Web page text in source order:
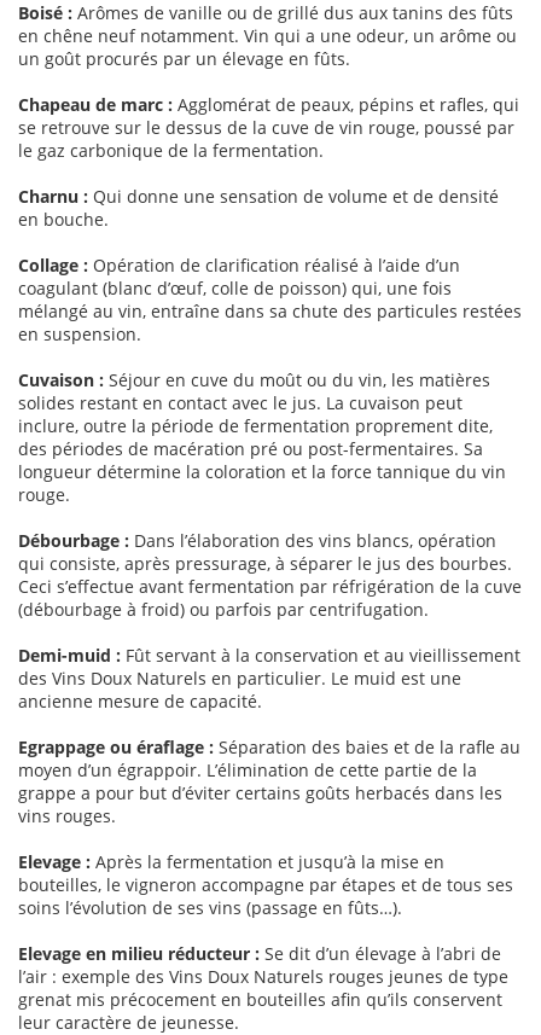
Boisé : Arômes de vanille ou de grillé dus aux tanins des fûts
en chêne neuf notamment. Vin qui a une odeur, un arôme ou
un goût procurés par un élevage en fûts.
Chapeau de marc : Agglomérat de peaux, pépins et rafles, qui
se retrouve sur le dessus de la cuve de vin rouge, poussé par
le gaz carbonique de la fermentation.
Charnu : Qui donne une sensation de volume et de densité
en bouche.
Collage : Opération de clarification réalisé à l’aide d’un
coagulant (blanc d’œuf, colle de poisson) qui, une fois
mélangé au vin, entraîne dans sa chute des particules restées
en suspension.
Cuvaison : Séjour en cuve du moût ou du vin, les matières
solides restant en contact avec le jus. La cuvaison peut
inclure, outre la période de fermentation proprement dite,
des périodes de macération pré ou post-fermentaires. Sa
longueur détermine la coloration et la force tannique du vin
rouge.
Débourbage : Dans l’élaboration des vins blancs, opération
qui consiste, après pressurage, à séparer le jus des bourbes.
Ceci s’effectue avant fermentation par réfrigération de la cuve
(débourbage à froid) ou parfois par centrifugation.
Demi-muid : Fût servant à la conservation et au vieillissement
des Vins Doux Naturels en particulier. Le muid est une
ancienne mesure de capacité.
Egrappage ou éraflage : Séparation des baies et de la rafle au
moyen d’un égrappoir. L’élimination de cette partie de la
grappe a pour but d’éviter certains goûts herbacés dans les
vins rouges.
Elevage : Après la fermentation et jusqu’à la mise en
bouteilles, le vigneron accompagne par étapes et de tous ses
soins l’évolution de ses vins (passage en fûts…).
Elevage en milieu réducteur : Se dit d’un élevage à l’abri de
l’air : exemple des Vins Doux Naturels rouges jeunes de type
grenat mis précocement en bouteilles afin qu’ils conservent
leur caractère de jeunesse.